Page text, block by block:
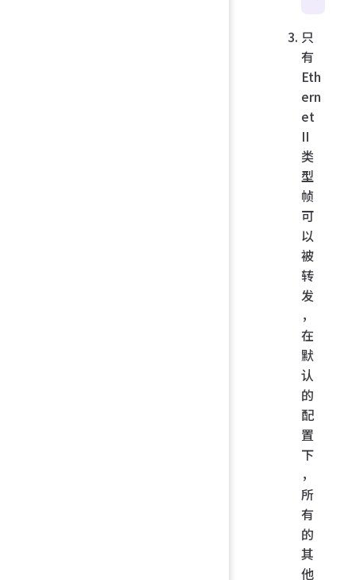
只
有
Eth
ern
et
II
类
型
帧
可
以
被
转
发
，
在
默
认
的
配
置
下
，
所
有
的
其
他